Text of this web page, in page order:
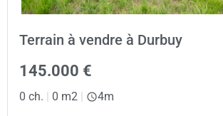
Terrain à vendre à Durbuy
145.000 €
0 ch. | 0 m2 | 4m